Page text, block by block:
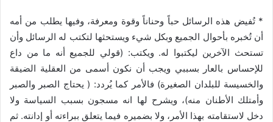
* تُفيض هذه الرسائل حباً وحناناً وقوة ومعرفة، وفيها يطلب من أمه
أن تُخبره بأحوال الجميع وبكل شيء ويستحثها لتكتب له الرسائل وأن
تستحث الآخرين ليكتبوا له. ويكتب: (قولي للجميع أنه ما من داع
للإحساس بالعار بسببي ويجب أن نكون أسمى من العقلية الضيقة
والخسيسة للبلدان الصغيرة) فالأمر كما يُردد: ( يحتاج الصبر والصبر
وأمتلك الأطنان منه)، ويشرح لها انه مسجون بسبب السياسة ولا
دخل لاستقامته بهذا الأمر، ولا بضميره فيما يتعلق ببراءته أو إدانته. ثم